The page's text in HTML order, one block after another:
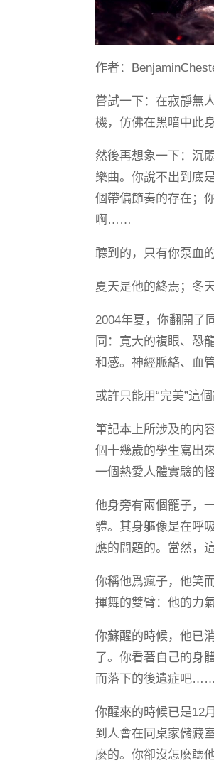
作者：
嘗試一下：在寂靜無
機，仿佛在黑暗中此
然後再想象一下：沉
樂曲。你說不出到底
個帶偏節奏的存在；
啊……
聼到的，只有你泵血
夏天是他的終焉；冬
2004年夏，你翻開了
同：寬大的複眼、恐
和感。神經脈絡、血
或許只能用“完美”這
筆記本上所涉及的内
個十幾歲的學生寫出
一個熱愛人體實驗的怪
他身旁有兩個籠子，
體。其身軀像是在呼
應的問題的。當然，
你稱他爲瘋子，他笑
揮舞的雙臂：他的力
你蘇醒的時候，他已
了。你看著自己的身
而落下的後遺症吧……
你醒來的時候已是12
到人會在同桌家儲藏
麽的。你卻沒怎麽聼